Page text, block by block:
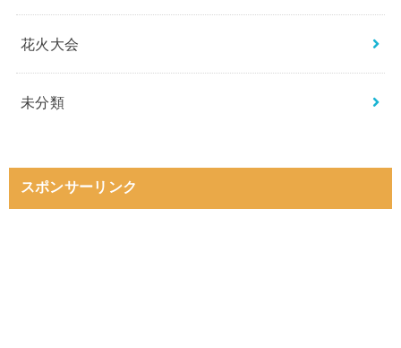
花火大会
未分類
スポンサーリンク